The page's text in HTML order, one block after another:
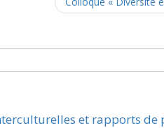
et rapports de